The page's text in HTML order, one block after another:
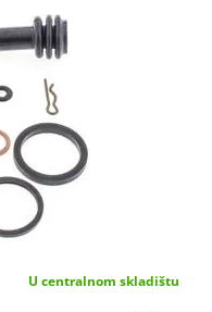
U centralnom skladištu